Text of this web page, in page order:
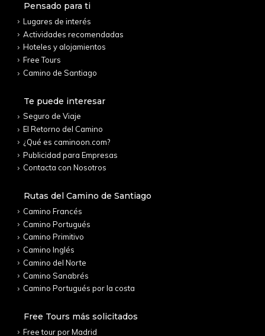
Pensado para ti
Lugares de interés
Actividades recomendadas
Hoteles y alojamientos
Free Tours
Camino de Santiago
Te puede interesar
Seguro de Viaje
El Retorno del Camino
¿Qué es caminoon.com?
Publicidad para Empresas
Contacta con Nosotros
Rutas del Camino de Santiago
Camino Francés
Camino Portugués
Camino Primitivo
Camino Inglés
Camino del Norte
Camino Sanabrés
Camino Portugués por la costa
Free Tours más solicitados
Free tour por Madrid